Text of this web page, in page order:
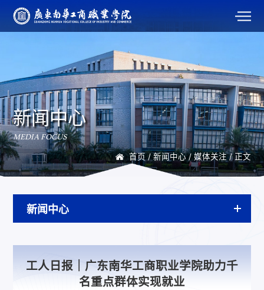
新闻中心
MEDIA FOCUS
首页/新闻中心/媒体关注/ 正文
新闻中心
工人日报｜广东南华工商职业学院助力千
名重点群体实现就业